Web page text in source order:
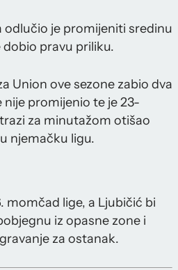
odlučio je promijeniti sredinu
dobio pravu priliku.
Union ove sezone zabio dva
promijenio te je 23-
za minutažom otišao
njemačku ligu.
momčad lige, a Ljubičić bi
iz opasne zone i
za ostanak.